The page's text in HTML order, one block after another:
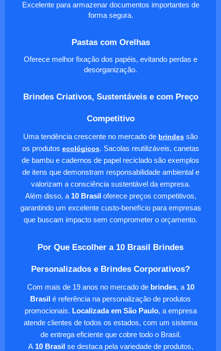
Excelente para armazenar documentos importantes de
forma segura.
Pastas com Orelhas
Oferece melhor fixação dos papéis, evitando perdas e
desorganização.
Brindes Criativos, Sustentáveis e com Preço
Competitivo
Uma tendência crescente no mercado de brindes são
os produtos ecológicos. Sacolas reutilizáveis, canetas
de bambu e cadernos de papel reciclado são exemplos
de itens que demonstram responsabilidade ambiental e
valorizam a consciência sustentável da empresa.
Além disso, a 10 Brasiloferece preços competitivos,
garantindo um excelente custo-benefício para empresas
que buscam impacto sem comprometer o orçamento.
Por Que Escolher a 10 Brasil Brindes
Personalizados e Brindes Corporativos?
Com mais de 19 anos no mercado de brindes, a 10
Brasil é referência na personalização de produtos
promocionais. Localizada em São Paulo, a empresa
atende clientes de todos os estados, com um sistema
de entrega eficiente que cobre todo o Brasil.
A10 Brasilse destaca pela variedade de produtos,